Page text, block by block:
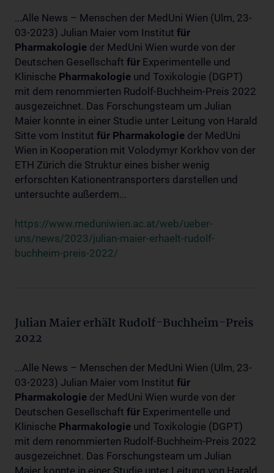
...Alle News – Menschen der MedUni Wien (Ulm, 23-
03-2023) Julian Maier vom Institut für
Pharmakologie der MedUni Wien wurde von der
Deutschen Gesellschaft für Experimentelle und
Klinische Pharmakologie und Toxikologie (DGPT)
mit dem renommierten Rudolf-Buchheim-Preis 2022
ausgezeichnet. Das Forschungsteam um Julian
Maier konnte in einer Studie unter Leitung von Harald
Sitte vom Institut für Pharmakologie der MedUni
Wien in Kooperation mit Volodymyr Korkhov von der
ETH Zürich die Struktur eines bisher wenig
erforschten Kationentransporters darstellen und
untersuchte außerdem...
https://www.meduniwien.ac.at/web/ueber-
uns/news/2023/julian-maier-erhaelt-rudolf-
buchheim-preis-2022/
Julian Maier erhält Rudolf-Buchheim-Preis
2022
...Alle News – Menschen der MedUni Wien (Ulm, 23-
03-2023) Julian Maier vom Institut für
Pharmakologie der MedUni Wien wurde von der
Deutschen Gesellschaft für Experimentelle und
Klinische Pharmakologie und Toxikologie (DGPT)
mit dem renommierten Rudolf-Buchheim-Preis 2022
ausgezeichnet. Das Forschungsteam um Julian
Maier konnte in einer Studie unter Leitung von Harald